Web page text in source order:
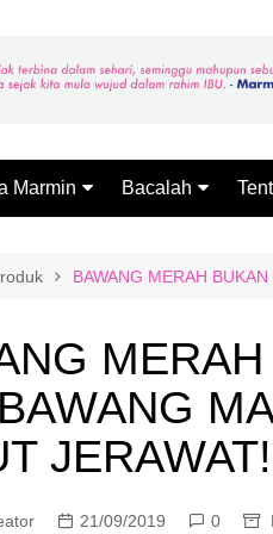
Marmin Bacalah
BAWANG MERAH
JERAWAT!
21/09/2019 0